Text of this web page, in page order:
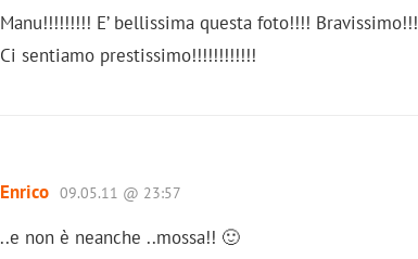
Manu!!!!!!!!! E’ bellissima questa foto!!!! Bravissimo!!!
Ci sentiamo prestissimo!!!!!!!!!!!!
Enrico 09.05.11 @ 23:57
..e non è neanche ..mossa!! 🙂